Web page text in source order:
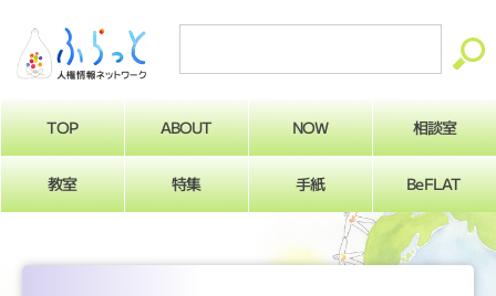
TOP ABOUT NOW 相談室
教室 特集 手紙 BeFLAT